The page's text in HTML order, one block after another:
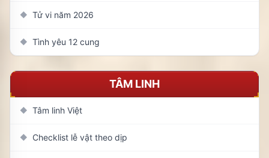
◆ Tử vi năm 2026
◆ Tình yêu 12 cung
TÂM LINH
◆ Tâm linh Việt
◆ Checklist lễ vật theo dịp